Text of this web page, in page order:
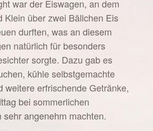
war der Eiswagen, an dem
Klein über zwei Bällchen Eis
durften, was an diesem
natürlich für besonders
sorgte. Dazu gab es
kühle selbstgemachte
weitere erfrischende Getränke,
bei sommerlichen
sehr angenehm machten.